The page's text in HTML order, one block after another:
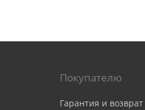
Покупателю
Гарантия и возврат